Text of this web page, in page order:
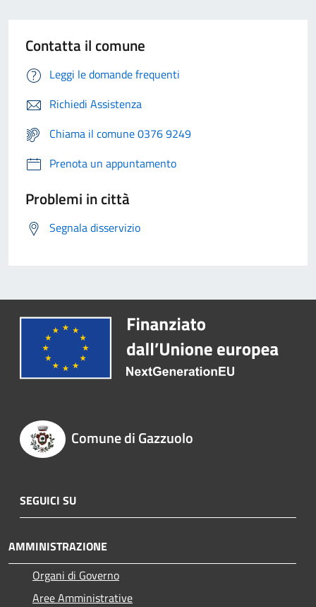
Contatta il comune
Leggi le domande frequenti
Richiedi Assistenza
Chiama il comune 0376 9249
Prenota un appuntamento
Problemi in città
Segnala disservizio
Comune di Gazzuolo
SEGUICI SU
AMMINISTRAZIONE
Organi di Governo
Aree Amministrative